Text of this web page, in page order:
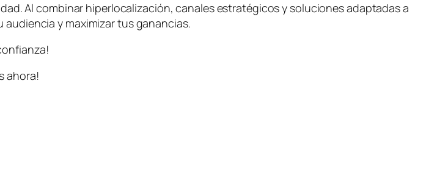
Al combinar hiperlocalización, canales estratégicos y soluciones adaptadas a
y maximizar tus ganancias.
ahora!